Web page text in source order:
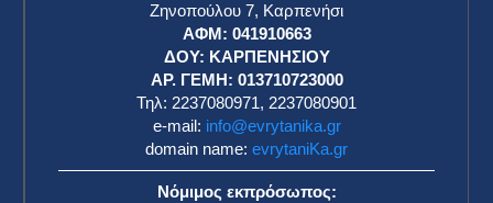
Ζηνοπούλου 7, Καρπενήσι
ΑΦΜ: 041910663
ΔΟΥ: ΚΑΡΠΕΝΗΣΙΟΥ
ΑΡ. ΓΕΜΗ: 013710723000
Τηλ: 2237080971, 2237080901
e-mail: info@evrytanika.gr
domain name: evrytaniKa.gr
Νόμιμος εκπρόσωπος: